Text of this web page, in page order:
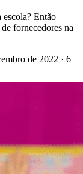
escola? Então
fornecedores na
de 2022 · 6